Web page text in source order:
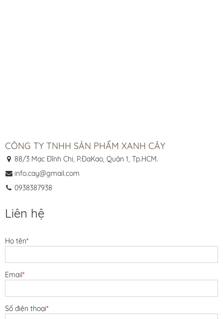
CÔNG TY TNHH SẢN PHẨM XANH CÂY
88/3 Mạc Đĩnh Chi, P.ĐaKao, Quận 1, Tp.HCM.
info.cay@gmail.com
0938387938
Liên hệ
Họ tên*
Email*
Số điện thoại*